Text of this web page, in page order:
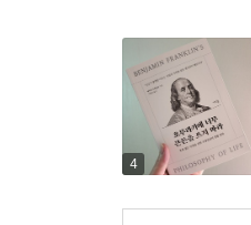
키운다고 말이
내일을 덜 어긋
앞에서 잠시 멈
문장이 있다면,
비로소 드러난다
프랭클린, 100달
4